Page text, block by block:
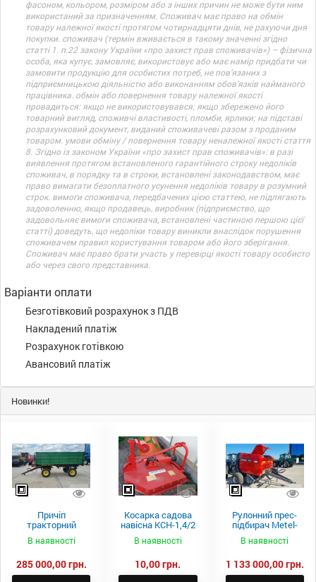
фасоном, кольором, розміром або з інших причин не може бути ним
використаний за призначенням. Споживач має право на обмін
товару належної якості протягом чотирнадцяти днів, не рахуючи дня
покупки. споживач (термін вживається в такому значенні згідно
статті 1. п.22 закону України «про захист прав споживачів») – фізична
особа, яка купує, замовляє, використовує або має намір придбати чи
замовити продукцію для особистих потреб, не пов’язаних з
підприємницькою діяльністю або виконанням обов’язків найманого
працівника. обмін або повернення товару належної якості
провадиться: якщо не використовувався; якщо збережено його
товарний вигляд, споживчі властивості, пломби, ярлики; на підставі
розрахунковий документ, виданий споживачеві разом з проданим
товаром. умови обміну / повернення товару неналежної якості стаття
8. Згідно із законом України «про захист прав споживачів»: в разі
виявлення протягом встановленого гарантійного строку недоліків
споживач, в порядку та в строки, встановлені законодавством, має
право вимагати безоплатного усунення недоліків товару в розумний
строк. вимоги споживача, передбачених цією статтею, не підлягають
задоволенню, якщо продавець, виробник (підприємство, що
задовольняє вимоги споживача, встановлені частиною першою цієї
статті) доведуть, що недоліки товару виникли внаслідок порушення
споживачем правил користування товаром або його зберігання.
Споживач має право брати участь у перевірці якості товару особисто
або через свого представника.
Варіанти оплати
Безготівковий розрахунок з ПДВ
Накладений платіж
Розрахунок готівкою
Авансовий платіж
Новинки!
Причіп
тракторний
самоскидний
Spike 2 ПТС-4
В наявності
285 000,00 грн.
Косарка садова
навісна КСН-1,4/2
В наявності
10,00 грн.
Рулонний прес-
підбирач Metel-
Fach Z 587
В наявності
1 133 000,00 грн.